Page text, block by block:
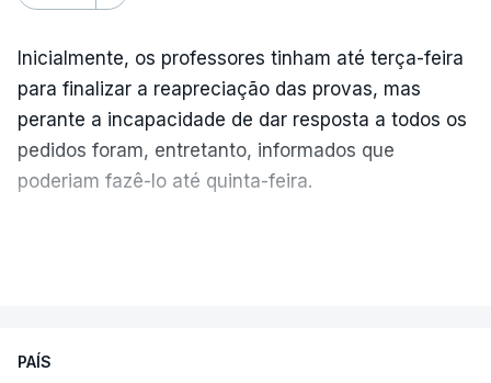
Inicialmente, os professores tinham até terça-feira
para finalizar a reapreciação das provas, mas
perante a incapacidade de dar resposta a todos os
pedidos foram, entretanto, informados que
poderiam fazê-lo até quinta-feira.
No domingo, estavam concluídos cerca de 50 por
PAÍS